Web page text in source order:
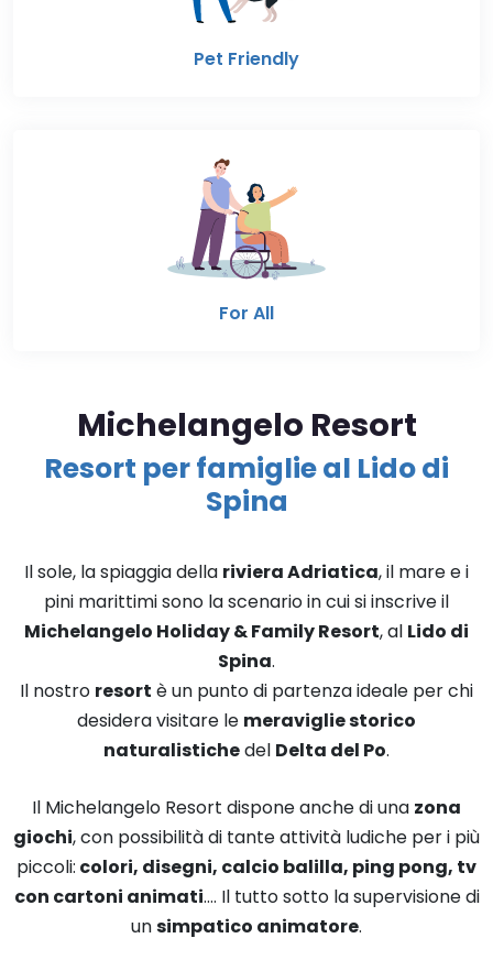
Pet Friendly
For All
Michelangelo Resort
Resort per famiglie al Lido di
Spina
Il sole, la spiaggia della riviera Adriatica, il mare e i
pini marittimi sono la scenario in cui si inscrive il
Michelangelo Holiday & Family Resort, al Lido di
Spina.
Il nostro resort è un punto di partenza ideale per chi
desidera visitare le meraviglie storico
naturalistichedel Delta del Po.
Il Michelangelo Resort dispone anche di una zona
giochi, con possibilità di tante attività ludiche per i più
piccoli: colori, disegni, calcio balilla, ping pong, tv
con cartoni animati…. Il tutto sotto la supervisione di
unsimpatico animatore.